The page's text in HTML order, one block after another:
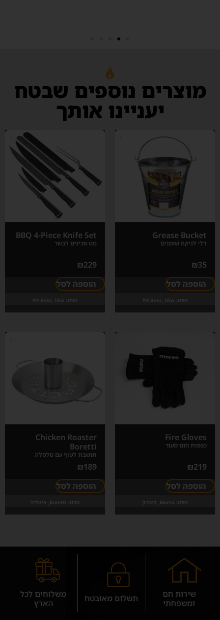
מוצרים נוספים שבטח
יעניינו אותך
Grease Bucket
דלי לניקוז שומנים
₪35
הוספה לסל
מותג: Pit-Boss, USA
BBQ 4-Piece Knife Set
סט סכינים לבשר
₪229
הוספה לסל
מותג: Pit-Boss, USA
Fire Gloves
כפפות חום מעור
₪219
הוספה לסל
מותג: Morso, דנמרק
Chicken Roaster
Boretti
תושבת לעוף עם סלסלה
₪189
הוספה לסל
מותג: Boretti, איטליה
שירות חם
ומשפחתי
תשלום מאובטח
משלוחים לכל
הארץ